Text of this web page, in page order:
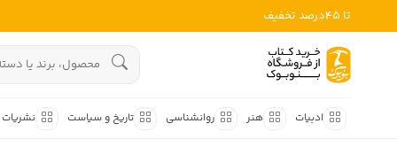
تا 45درصد تخفیف
ادبیات هنر روانشناسی تاریخ و سیاست نشریات
ادبیات